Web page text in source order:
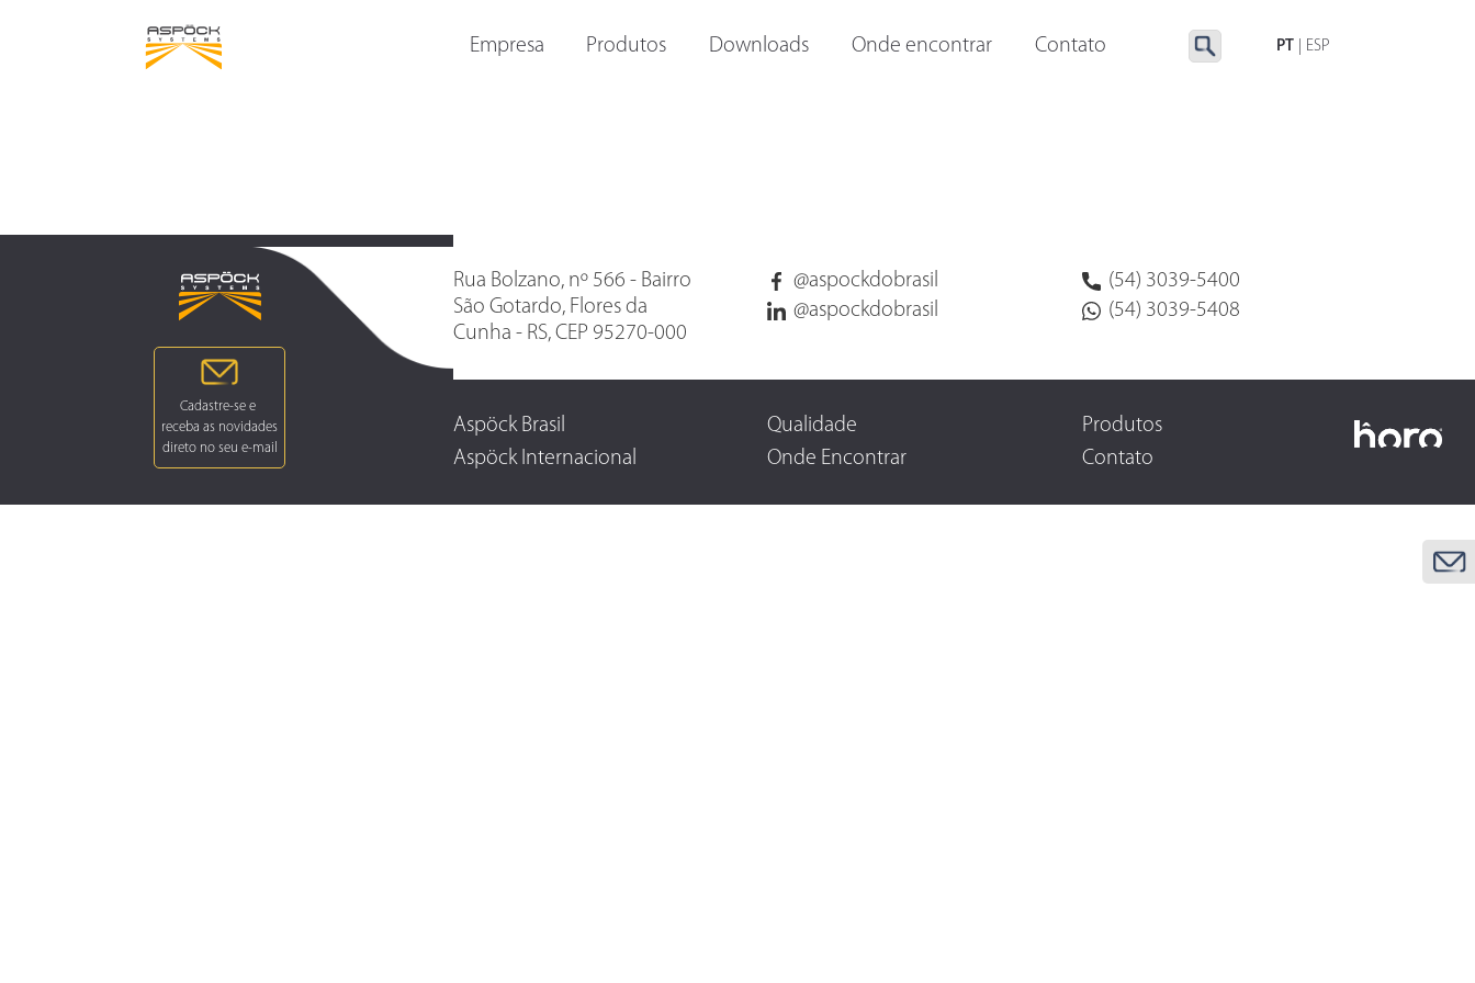
Empresa Produtos Downloads Onde encontrar Contato PT ESP
Rua Bolzano, nº 566 - Bairro
São Gotardo, Flores da
Cunha - RS, CEP 95270-000
@aspockdobrasil
@aspockdobrasil
(54) 3039-5400
(54) 3039-5408
Aspöck Brasil
Aspöck Internacional
Qualidade
Onde Encontrar
Produtos
Contato